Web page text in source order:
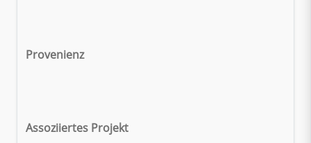
Provenienz
Assoziiertes Projekt